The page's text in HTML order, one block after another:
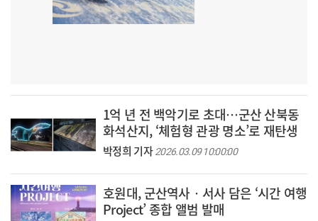
1억 년 전 백악기로 초대…군산 산북동
화석산지, ‘체험형 관광 명소’로 재탄생
박정희 기자2026.03.09 10:00:00
호원대, 군산역사‧서사 담은 ‘시간 여행
Project’ 종합 앨범 발매